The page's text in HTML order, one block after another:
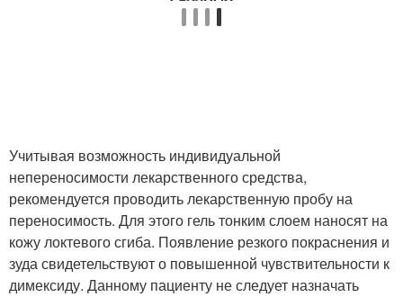
Учитывая возможность индивидуальной
непереносимости лекарственного средства,
рекомендуется проводить лекарственную пробу на
переносимость. Для этого гель тонким слоем наносят на
кожу локтевого сгиба. Появление резкого покраснения и
зуда свидетельствуют о повышенной чувствительности к
димексиду. Данному пациенту не следует назначать